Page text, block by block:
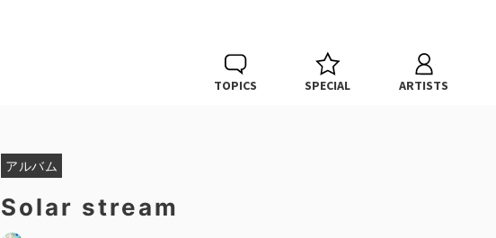
TOPICS SPECIAL ARTISTS
アルバム
Solar stream